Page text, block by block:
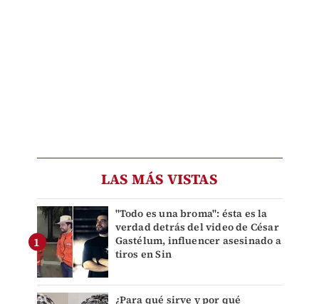
LAS MÁS VISTAS
"Todo es una broma": ésta es la
verdad detrás del video de César
Gastélum, influencer asesinado a
tiros en Sin
¿Para qué sirve y por qué